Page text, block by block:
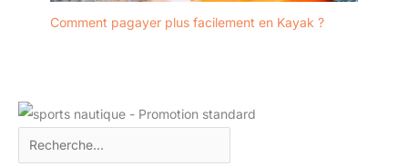
Comment pagayer plus facilement en Kayak ?